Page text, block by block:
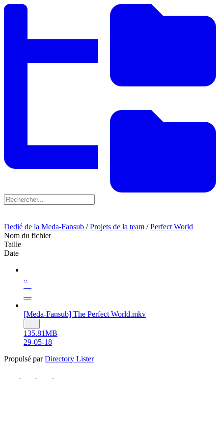
Dedié de la Meda-Fansub /Projets de la team /Perfect World
Nom du fichier
Taille
Date
..
—
—
[Meda-Fansub] The Perfect World.mkv
135.81MB
29-05-18
Propulsé parDirectory Lister